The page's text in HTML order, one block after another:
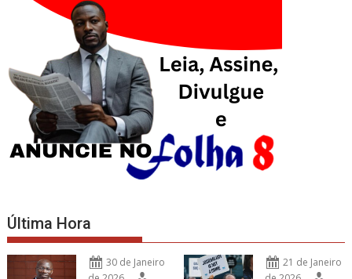
Última Hora
30 de Janeiro
21 de Janeiro